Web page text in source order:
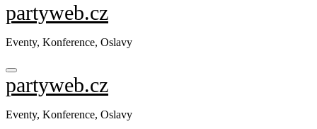
partyweb.cz
Eventy, Konference, Oslavy
partyweb.cz
Eventy, Konference, Oslavy